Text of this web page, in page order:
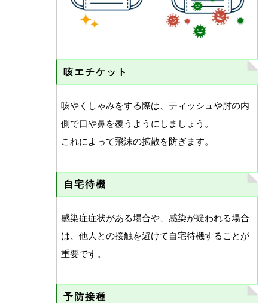
咳エチケット
咳やくしゃみをする際は、ティッシュや肘の内
側で口や鼻を覆うようにしましょう。
これによって飛沫の拡散を防ぎます。
自宅待機
感染症症状がある場合や、感染が疑われる場合
は、他人との接触を避けて自宅待機することが
重要です。
予防接種